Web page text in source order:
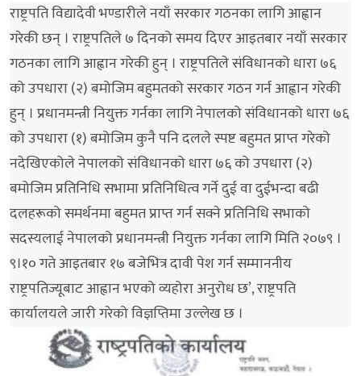
राष्ट्रपति विद्यादेवी भण्डारीले नयाँ सरकार गठनका लागि आह्वान
गरेकी छन् । राष्ट्रपतिले ७ दिनको समय दिएर आइतबार नयाँ सरकार
गठनका लागि आह्वान गरेकी हुन् । राष्ट्रपतिले संविधानको धारा ७६
को उपधारा (२) बमोजिम बहुमतको सरकार गठन गर्न आह्वान गरेकी
हुन् । प्रधानमन्त्री नियुक्त गर्नका लागि नेपालको संविधानको धारा ७६
को उपधारा (१) बमोजिम कुनै पनि दलले स्पष्ट बहुमत प्राप्त गरेको
नदेखिएकोले नेपालको संविधानको धारा ७६ को उपधारा (२)
बमोजिम प्रतिनिधि सभामा प्रतिनिधित्व गर्ने दुई वा दुईभन्दा बढी
दलहरूको समर्थनमा बहुमत प्राप्त गर्न सक्ने प्रतिनिधि सभाको
सदस्यलाई नेपालको प्रधानमन्त्री नियुक्त गर्नका लागि मिति २०७९ ।
९।१० गते आइतबार १७ बजेभित्र दावी पेश गर्न सम्माननीय
राष्ट्रपतिज्यूबाट आह्वान भएको व्यहोरा अनुरोध छ’, राष्ट्रपति
कार्यालयले जारी गरेको विज्ञप्तिमा उल्लेख छ ।